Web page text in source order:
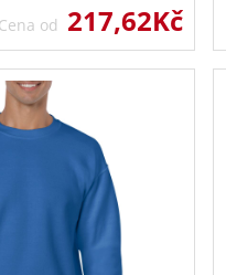
Cena od 217,62Kč